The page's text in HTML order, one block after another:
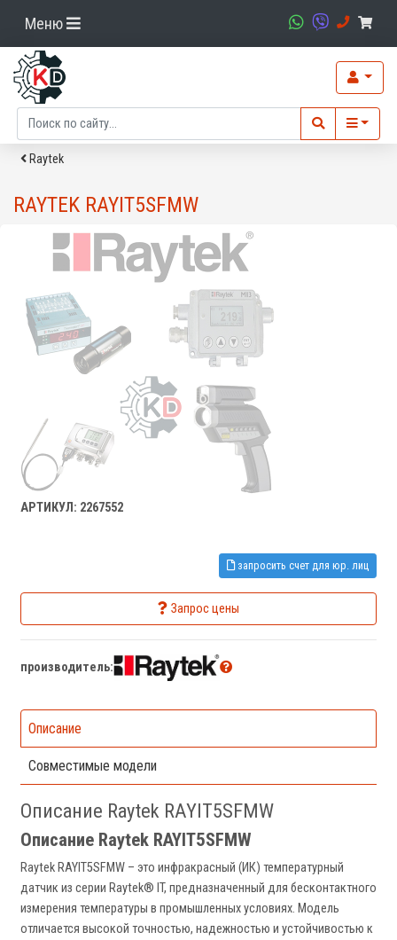
Меню
Raytek
RAYTEK RAYIT5SFMW
АРТИКУЛ: 2267552
запросить счет для юр. лиц
Запрос цены
производитель:
Описание
Совместимые модели
Описание Raytek RAYIT5SFMW
Описание Raytek RAYIT5SFMW
Raytek RAYIT5SFMW – это инфракрасный (ИК) температурный
датчик из серии Raytek® IT, предназначенный для бесконтактного
измерения температуры в промышленных условиях. Модель
отличается высокой точностью, надежностью и устойчивостью к